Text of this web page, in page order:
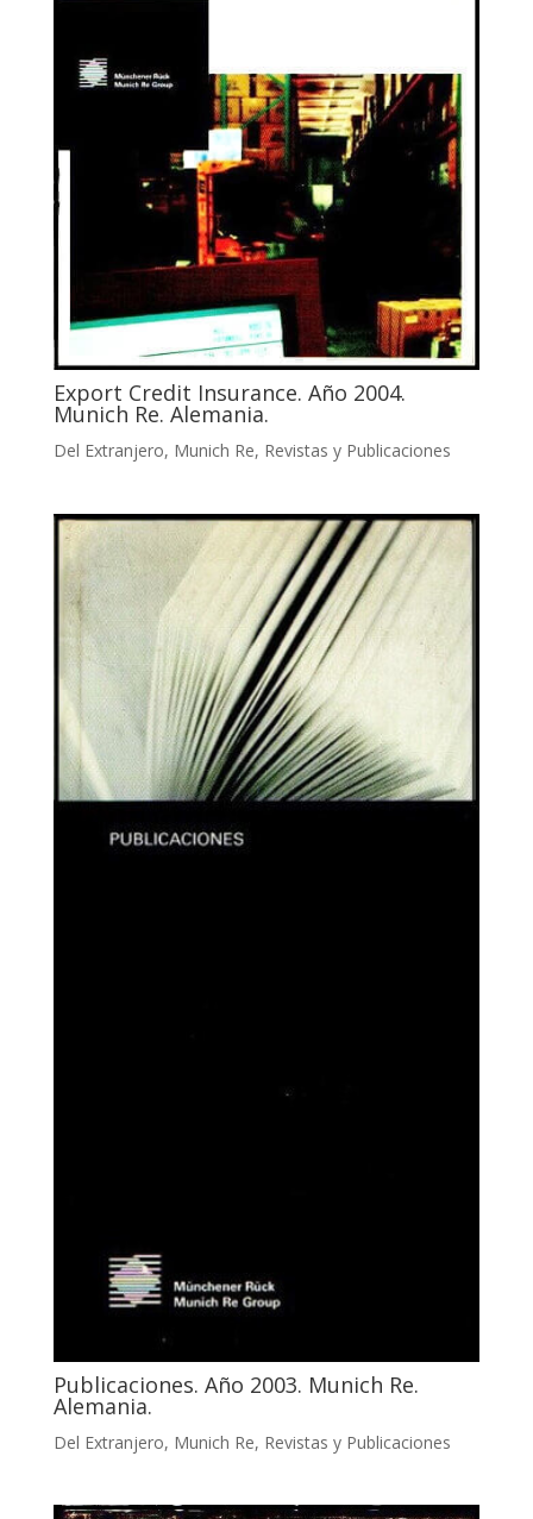
Export Credit Insurance. Año 2004.
Munich Re. Alemania.
Del Extranjero, Munich Re, Revistas y Publicaciones
Publicaciones. Año 2003. Munich Re.
Alemania.
Del Extranjero, Munich Re, Revistas y Publicaciones